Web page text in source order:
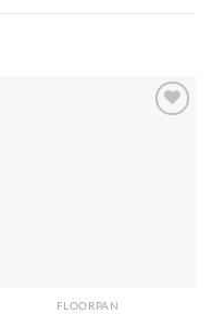
FLOORPAN